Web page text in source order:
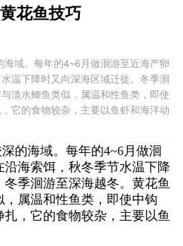
花鱼技巧
域。每年的4~6月做洄游至近海产卵
温下降时又向深海区域迁徙。冬季洄
淡水鲫鱼类似，属温和性鱼类，即使
它的食物较杂，主要以鱼虾和海洋动
的海域。每年的4~6月做洄
海索饵，秋冬季节水温下降
季洄游至深海越冬。黄花鱼
属温和性鱼类，即使中钩
，它的食物较杂，主要以鱼